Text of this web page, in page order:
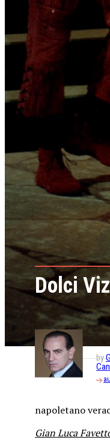
Dolci
by
napoletano
Gian Luca